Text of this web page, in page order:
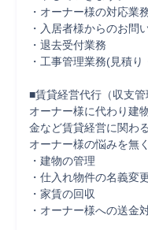
・オーナー様の対応業
・入居者様からのお問
・退去受付業務
・工事管理業務(見積
■賃貸経営代行（収支管
オーナー様に代わり建
金など賃貸経営に関わ
オーナー様の悩みを無
・建物の管理
・仕入れ物件の名義変
・家賃の回収
・オーナー様への送金